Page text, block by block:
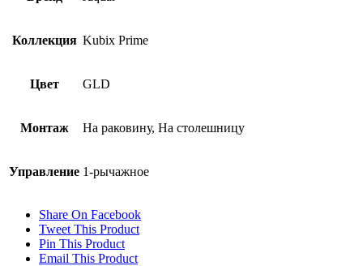
Коллекция Kubix Prime
Цвет GLD
Монтаж На раковину, На столешницу
Управление 1-рычажное
Share On Facebook
Tweet This Product
Pin This Product
Email This Product